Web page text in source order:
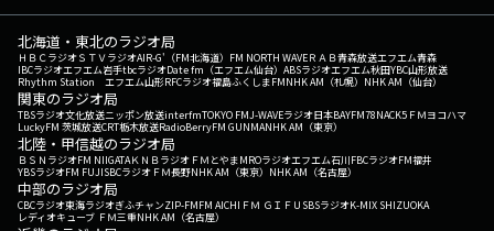
北海道・東北のラジオ局
ＨＢＣラジオＳＴＶラジオAIR-G'（FM北海道） FM NORTH WAVEＲＡＢ青森放送エフエム青森
IBCラジオエフエム岩手tbcラジオDate fm（エフエム仙台） ABSラジオエフエム秋田YBC山形放送
Rhythm Station エフエム山形RFCラジオ福島ふくしまFMNHK AM（札幌） NHK AM（仙台）
関東のラジオ局
TBSラジオ文化放送ニッポン放送interfmTOKYO FMJ-WAVEラジオ日本BAYFM78NACK5 ＦＭヨコハマ
LuckyFM 茨城放送CRT栃木放送RadioBerryFM GUNMANHK AM（東京）
北陸・甲信越のラジオ局
ＢＳＮラジオFM NIIGATAＫＮＢラジオ ＦＭとやまMROラジオエフエム石川FBCラジオFM福井
YBSラジオFM FUJISBCラジオ ＦＭ長野NHK AM（東京） NHK AM（名古屋）
中部のラジオ局
CBCラジオ東海ラジオぎふチャンZIP-FMFM AICHI ＦＭ ＧＩＦＵ SBSラジオK-MIX SHIZUOKA
レディオキューブ ＦＭ三重NHK AM（名古屋）